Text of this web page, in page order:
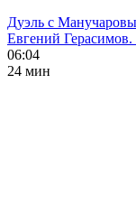
Дуэль с
Евгений Герасимов.
06:04
24 мин